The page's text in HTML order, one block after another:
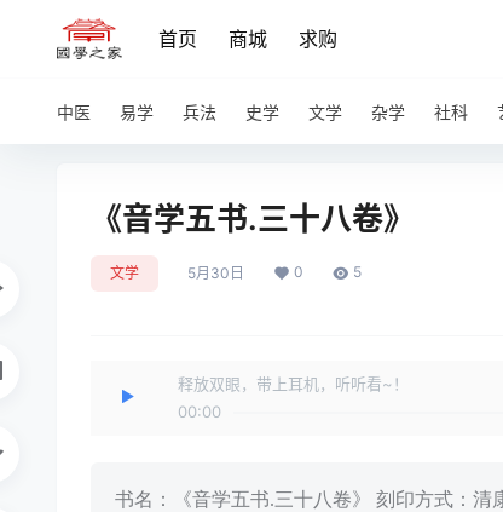
首页 商城 求购
中医 易学 兵法 史学 文学 杂学 社科
《音学五书.三十八卷》
文学 5月30日 0 5
释放双眼，带上耳机，听听看~！
00:00
书名：《音学五书.三十八卷》 刻印方式：清